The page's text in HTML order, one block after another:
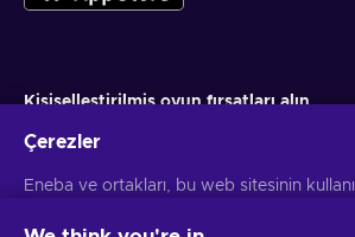
Kişiselleştirilmiş oyun fırsatları alın
Aboneliğinizi istediğiniz zaman iptal
Çerezler
Eneba ve ortakları, bu web sitesinin
kullanır. Bu bilgileri sitedeki içerik,